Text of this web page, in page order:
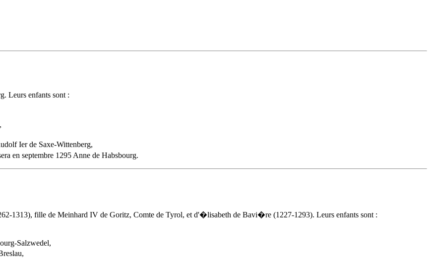
Leurs enfants sont :
Ier de Saxe-Wittenberg,
en septembre 1295 Anne de Habsbourg.
1313), fille de Meinhard IV de Goritz, Comte de Tyrol, et d'�lisabeth de Bavi�re (1227-1293). Leurs enfants sont :
Salzwedel,